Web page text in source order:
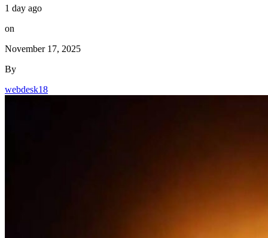
1 day ago
on
November 17, 2025
By
webdesk18